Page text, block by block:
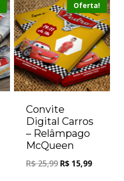
Oferta!
Convite
Digital Carros
– Relâmpago
McQueen
R$25,99 R$ 15,99